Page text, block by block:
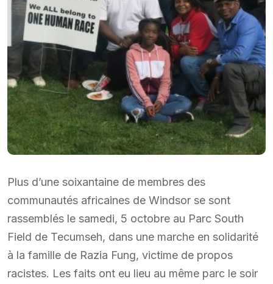
Plus d’une soixantaine de membres des
communautés africaines de Windsor se sont
rassemblés le samedi, 5 octobre au Parc South
Field de Tecumseh, dans une marche en solidarité
à la famille de Razia Fung, victime de propos
racistes. Les faits ont eu lieu au même parc le soir